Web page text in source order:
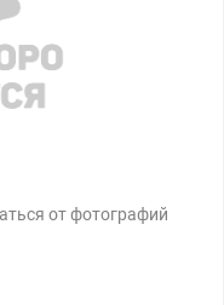
от фотографий